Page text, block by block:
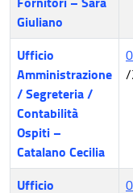
Giuliano
Ufficio
Amministrazione
/ Segreteria /
Contabilità
Ospiti –
Catalano Cecilia
/
Ufficio